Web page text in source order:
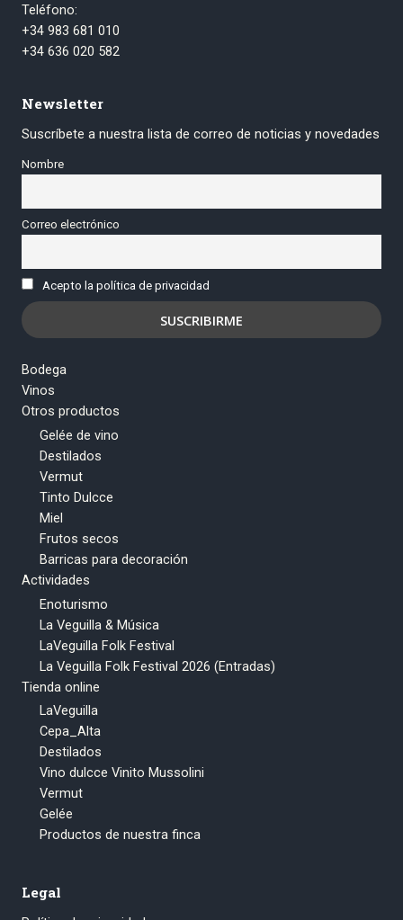
Teléfono:
+34 983 681 010
+34 636 020 582
Newsletter
Suscríbete a nuestra lista de correo de noticias y novedades
Nombre
Correo electrónico
Acepto la política de privacidad
Bodega
Vinos
Otros productos
Gelée de vino
Destilados
Vermut
Tinto Dulcce
Miel
Frutos secos
Barricas para decoración
Actividades
Enoturismo
La Veguilla & Música
LaVeguilla Folk Festival
La Veguilla Folk Festival 2026 (Entradas)
Tienda online
LaVeguilla
Cepa_Alta
Destilados
Vino dulcce Vinito Mussolini
Vermut
Gelée
Productos de nuestra finca
Legal